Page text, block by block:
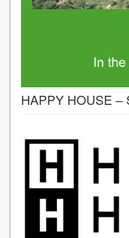
HAPPY HOUSE –